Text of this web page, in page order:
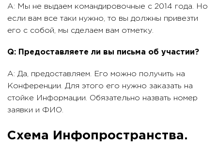
A: Мы не выдаем командировочные с 2014 года. Но
если вам все таки нужно, то вы должны привезти
его с собой, мы сделаем вам отметку.
Q: Предоставляете ли вы письма об участии?
A: Да, предоставляем. Его можно получить на
Конференции. Для этого его нужно заказать на
стойке Информации. Обязательно назвать номер
заявки и ФИО.
Схема Инфопространства.